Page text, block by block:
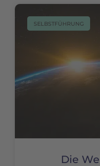
SELBSTFÜHRUNG
Die